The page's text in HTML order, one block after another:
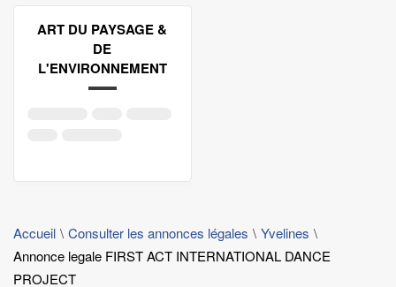
ART DU PAYSAGE &
DE
L'ENVIRONNEMENT
Accueil Consulter les annonces légales
Yvelines
Annonce legale FIRST ACT INTERNATIONAL DANCE
PROJECT